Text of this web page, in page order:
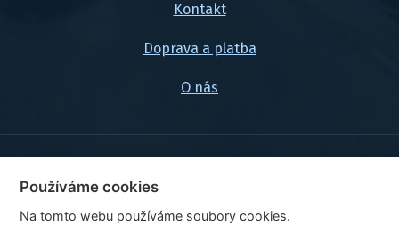
Kontakt
Doprava a platba
O nás
© 2026, FlexaMi Auto s.r.o.
Ceny jsou uvedeny vč. DPH
Používáme cookies
Na tomto webu používáme soubory cookies.